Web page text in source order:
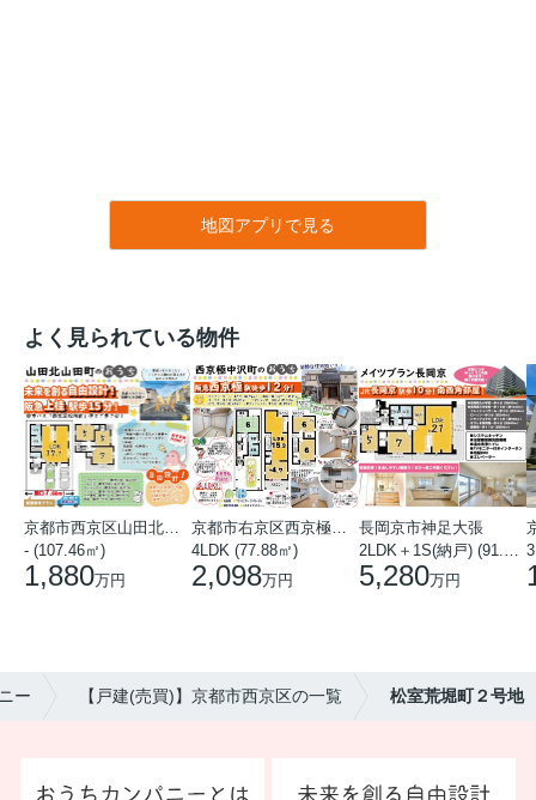
地図アプリで見る
よく見られている物件
京都市西京区山田北山田町
- (107.46㎡)
1,880万円
京都市右京区西京極中沢町
4LDK (77.88㎡)
2,098万円
長岡京市神足大張
2LDK＋1S(納戸) (91.78㎡)
5,280万円
ー 【戸建(売買)】京都市西京区の一覧 松室荒堀町２号地